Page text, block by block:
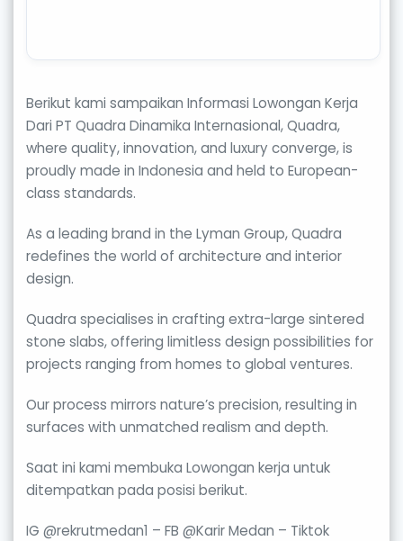
Berikut kami sampaikan Informasi Lowongan Kerja
Dari PT Quadra Dinamika Internasional, Quadra,
where quality, innovation, and luxury converge, is
proudly made in Indonesia and held to European-
class standards.
As a leading brand in the Lyman Group, Quadra
redefines the world of architecture and interior
design.
Quadra specialises in crafting extra-large sintered
stone slabs, offering limitless design possibilities for
projects ranging from homes to global ventures.
Our process mirrors nature’s precision, resulting in
surfaces with unmatched realism and depth.
Saat ini kami membuka Lowongan kerja untuk
ditempatkan pada posisi berikut.
IG @rekrutmedan1 – FB @Karir Medan – Tiktok